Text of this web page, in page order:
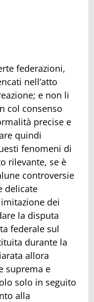
federazioni,
nell’atto
e non li
col consenso
precise e
quindi
fenomeni di
rilevante, se è
controversie
delicate
dei
la disputa
federale sul
durante la
allora
suprema e
solo in seguito
alla